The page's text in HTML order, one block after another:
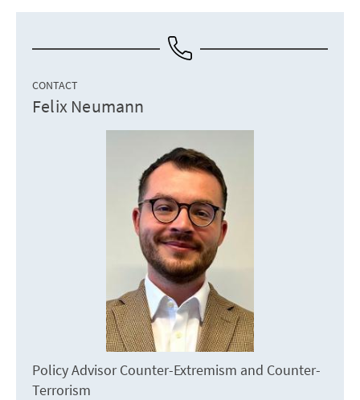
CONTACT
Felix Neumann
Policy Advisor Counter-Extremism and Counter-
Terrorism